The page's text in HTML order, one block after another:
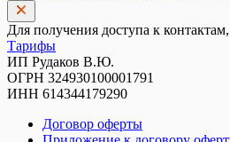
Для получения доступа к
Тарифы
ИП Рудаков В.Ю.
ОГРН 324930100001791
ИНН 614344179290
Договор оферты